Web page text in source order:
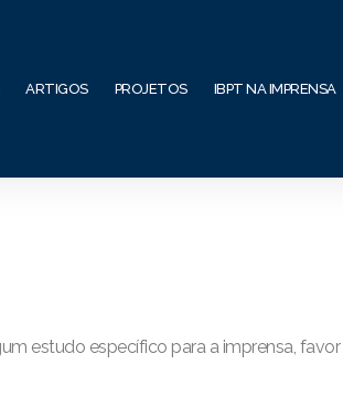
ARTIGOS PROJETOS IBPT NA IMPRENSA
estudo específico para a imprensa,